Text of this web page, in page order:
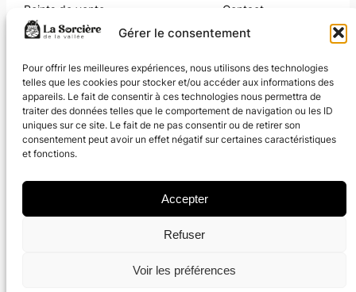
Gérer le consentement
Pour offrir les meilleures expériences, nous utilisons des technologies
telles que les cookies pour stocker et/ou accéder aux informations des
appareils. Le fait de consentir à ces technologies nous permettra de
traiter des données telles que le comportement de navigation ou les ID
uniques sur ce site. Le fait de ne pas consentir ou de retirer son
consentement peut avoir un effet négatif sur certaines caractéristiques
et fonctions.
Accepter
Refuser
Voir les préférences
Points de vente
Contact
Réseaux sociaux
Facebook
Instagram
LinkedIn
cadre de France 2030